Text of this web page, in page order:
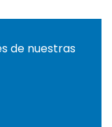
de nuestras